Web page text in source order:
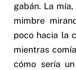
gabán. La
mimbre
poco hacia la
mientras
cómo sería